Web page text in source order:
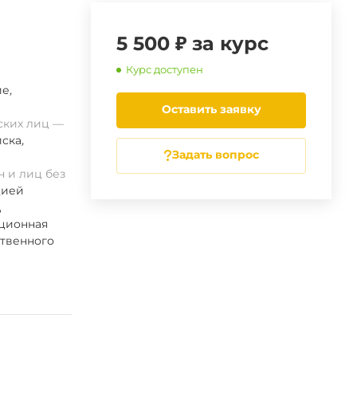
5 500 ₽ за курс
Курс доступен
Оставить заявку
Задать вопрос
,
лиц
,
и лиц без